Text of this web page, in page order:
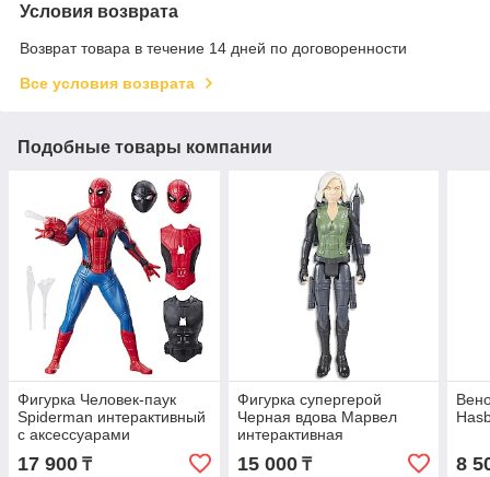
Условия возврата
Возврат товара в течение 14 дней по договоренности
Все условия возврата
Подобные товары компании
Фигурка Человек-паук
Spiderman интерактивный
с аксессуарами
17 900 ₸
Фигурка супергерой
Черная вдова Марвел
интерактивная
15 000₸ 8